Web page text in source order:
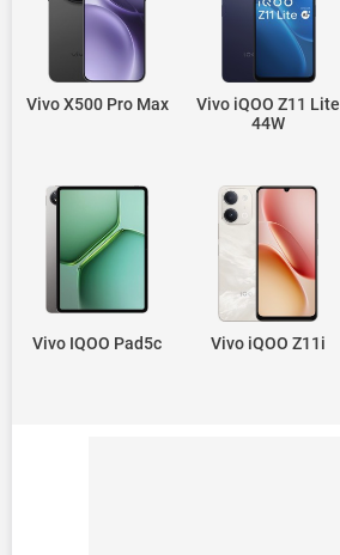
Vivo iQOO Z11 Lite
44W
Vivo X500 Pro Max
Vivo iQOO Z11i
Vivo IQOO Pad5c